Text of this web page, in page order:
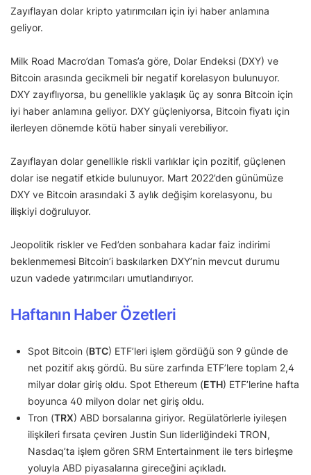
Zayıflayan dolar kripto yatırımcıları için iyi haber anlamına
geliyor.
Milk Road Macro’dan Tomas’a göre, Dolar Endeksi (DXY) ve
Bitcoin arasında gecikmeli bir negatif korelasyon bulunuyor.
DXY zayıflıyorsa, bu genellikle yaklaşık üç ay sonra Bitcoin için
iyi haber anlamına geliyor. DXY güçleniyorsa, Bitcoin fiyatı için
ilerleyen dönemde kötü haber sinyali verebiliyor.
Zayıflayan dolar genellikle riskli varlıklar için pozitif, güçlenen
dolar ise negatif etkide bulunuyor. Mart 2022’den günümüze
DXY ve Bitcoin arasındaki 3 aylık değişim korelasyonu, bu
ilişkiyi doğruluyor.
Jeopolitik riskler ve Fed’den sonbahara kadar faiz indirimi
beklenmemesi Bitcoin’i baskılarken DXY’nin mevcut durumu
uzun vadede yatırımcıları umutlandırıyor.
Haftanın Haber Özetleri
Spot Bitcoin (BTC) ETF’leri işlem gördüğü son 9 günde de
net pozitif akış gördü. Bu süre zarfında ETF’lere toplam 2,4
milyar dolar giriş oldu. Spot Ethereum (ETH) ETF’lerine hafta
boyunca 40 milyon dolar net giriş oldu.
Tron (TRX) ABD borsalarına giriyor. Regülatörlerle iyileşen
ilişkileri fırsata çeviren Justin Sun liderliğindeki TRON,
Nasdaq’ta işlem gören SRM Entertainment ile ters birleşme
yoluyla ABD piyasalarına gireceğini açıkladı.